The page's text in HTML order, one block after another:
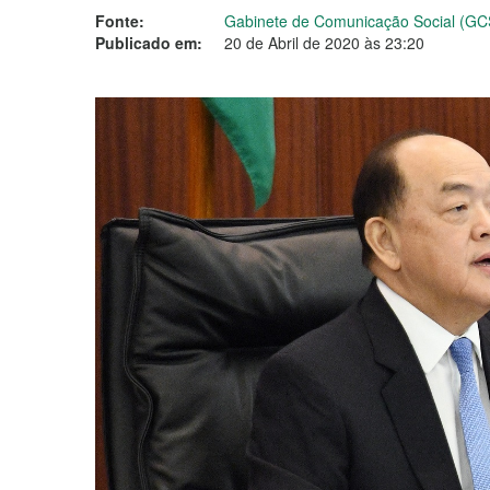
Fonte:
Gabinete de Comunicação Social
Publicado em:
20 de Abril de 2020 às 23:20